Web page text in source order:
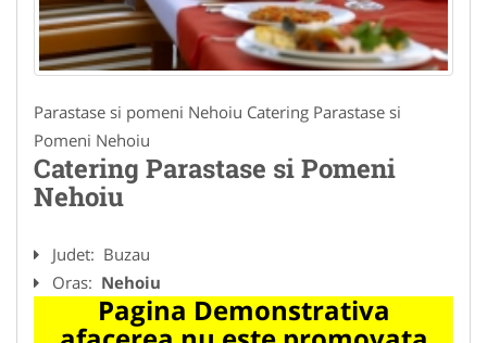
Parastase si pomeni Nehoiu Catering Parastase si
Pomeni Nehoiu
Catering Parastase si Pomeni
Nehoiu
Judet: Buzau
Oras: Nehoiu
Pagina Demonstrativa